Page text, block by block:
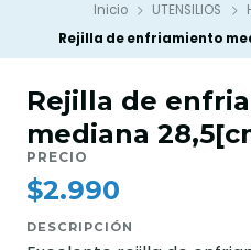
Inicio UTENSILIOS
Rejilla de enfriamiento
Rejilla de
mediana
PRECIO
$2.990
DESCRIPCIÓN